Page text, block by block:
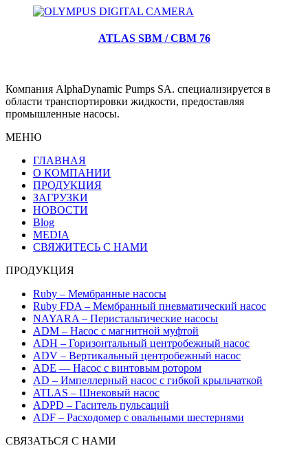
ATLAS SBM / CBM 76
Компания AlphaDynamic Pumps SA. специализируется в
области транспортировки жидкости, предоставляя
промышленные насосы.
МЕНЮ
ГЛАВНАЯ
О КОМПАНИИ
ПРОДУКЦИЯ
ЗАГРУЗКИ
НОВОСТИ
Blog
MEDIA
СВЯЖИТЕСЬ С НАМИ
ПРОДУКЦИЯ
Ruby – Мембранные насосы
Ruby FDA – Мембранный пневматический насос
NAYARA – Перистальтические насосы
ADM – Насос с магнитной муфтой
ADH – Горизонтальный центробежный насос
ADV – Вертикальный центробежный насос
ADE — Насос с винтовым ротором
AD – Импеллерный насос с гибкой крыльчаткой
ATLAS – Шнековый насос
ADPD – Гаситель пульсаций
ADF – Расходомер с овальными шестернями
СВЯЗАТЬСЯ С НАМИ